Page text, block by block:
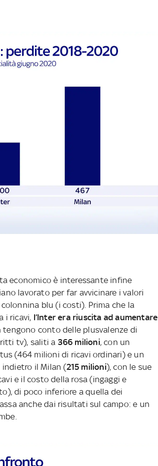
economico è interessante infine
lavorato per far avvicinare i valori
blu (i costi). Prima che la
i ricavi, l’Inter era riuscita ad aumentare
tengono conto delle plusvalenze di
tv), saliti a 366 milioni, con un
(464 milioni di ricavi ordinari) e un
indietro il Milan (215 milioni), con le sue
e il costo della rosa (ingaggi e
di poco inferiore a quella dei
anche dai risultati sul campo: e un